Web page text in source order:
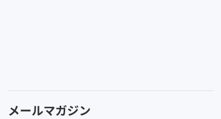
メールマガジン